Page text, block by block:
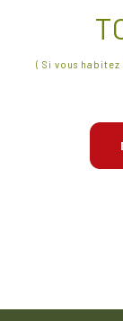
( Si vous